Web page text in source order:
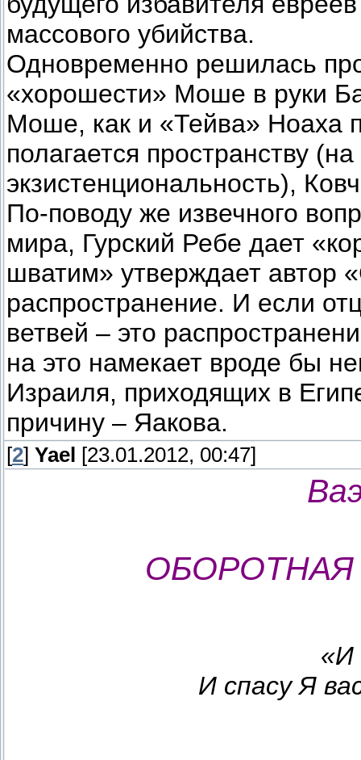
массового убийства.
Одновременно решилась
«хорошести» Моше в руки
Моше, как и «Тейва» Ноаха
полагается пространству
экзистенциональность),
По-поводу же извечного
мира, Гурский Ребе дает
шватим» утверждает автор
распространение. И если
ветвей – это
на это намекает вроде бы
Израиля, приходящих в
причину – Яакова.
[2] Yael [23.01.2012, 00:47]
«И
И спасу Я